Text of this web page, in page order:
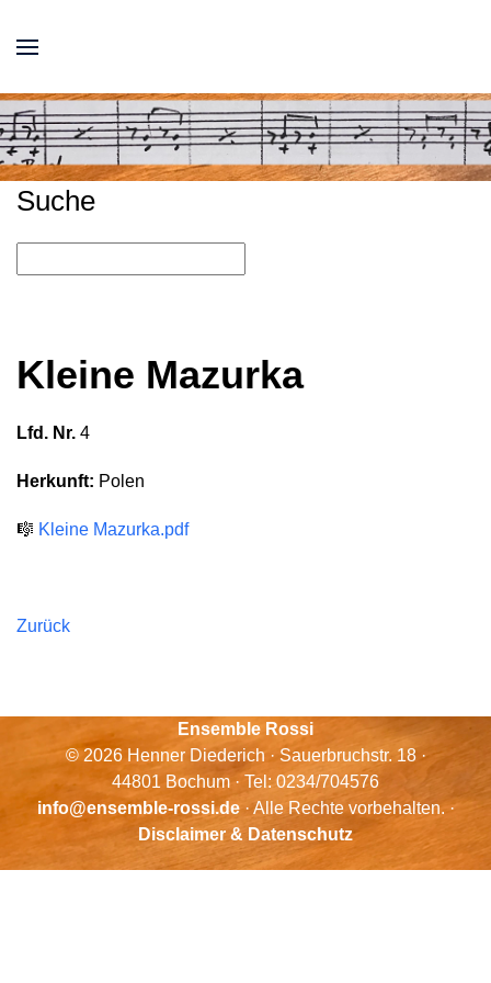
Suche
Kleine Mazurka
Lfd. Nr. 4
Herkunft: Polen
🎼 Kleine Mazurka.pdf
Zurück
Ensemble Rossi
© 2026 Henner Diederich · Sauerbruchstr. 18 ·
44801 Bochum · Tel: 0234/704576
info@ensemble-rossi.de· Alle Rechte vorbehalten. ·
Disclaimer & Datenschutz